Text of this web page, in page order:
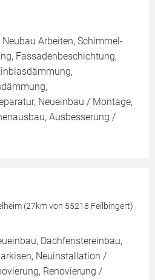
Arbeiten, Schimmel-
Fassadenbeschichtung,
Neueinbau / Montage,
Ausbesserung /
(27km von 55218 Feilbingert)
Dachfenstereinbau,
Neuinstallation /
Renovierung /